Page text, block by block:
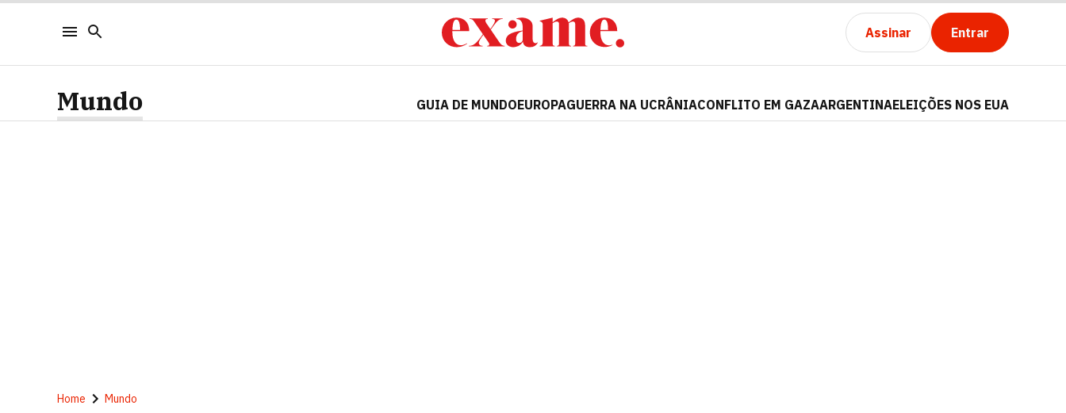
Assinar Entrar
Mundo GUIA DE MUNDOEUROPAGUERRA NA UCRÂNIACONFLITO EM GAZAARGENTINAELEIÇÕES NOS EUA
Home Mundo